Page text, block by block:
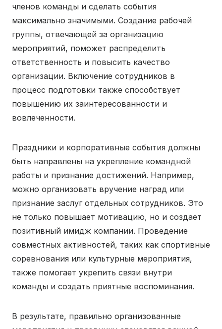
членов команды и сделать события
максимально значимыми. Создание рабочей
группы, отвечающей за организацию
мероприятий, поможет распределить
ответственность и повысить качество
организации. Включение сотрудников в
процесс подготовки также способствует
повышению их заинтересованности и
вовлеченности.
Праздники и корпоративные события должны
быть направлены на укрепление командной
работы и признание достижений. Например,
можно организовать вручение наград или
признание заслуг отдельных сотрудников. Это
не только повышает мотивацию, но и создает
позитивный имидж компании. Проведение
совместных активностей, таких как спортивные
соревнования или культурные мероприятия,
также помогает укрепить связи внутри
команды и создать приятные воспоминания.
В результате, правильно организованные